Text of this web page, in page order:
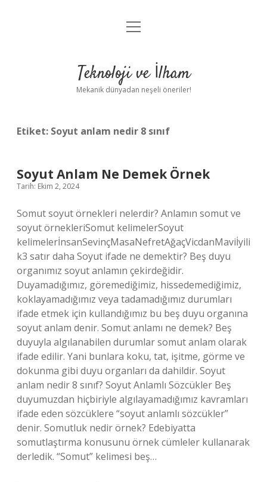
Anasayfa
Yasal Uyarı
menüyü
Teknoloji ve İlham
Mekanik dünyadan neşeli öneriler!
Etiket: Soyut anlam nedir 8 sınıf
Soyut Anlam Ne Demek Örnek
Tarih: Ekim 2, 2024
Somut soyut örnekleri nelerdir? Anlamın somut ve
soyut örnekleriSomut kelimelerSoyut
kelimelerİnsanSevinçMasaNefretAğaçVicdanMaviİyili
k3 satır daha Soyut ifade ne demektir? Beş duyu
organımız soyut anlamın çekirdeğidir.
Duyamadığımız, göremediğimiz, hissedemediğimiz,
koklayamadığımız veya tadamadığımız durumları
ifade etmek için kullandığımız bu beş duyu organına
soyut anlam denir. Somut anlamı ne demek? Beş
duyuyla algılanabilen durumlar somut anlam olarak
ifade edilir. Yani bunlara koku, tat, işitme, görme ve
dokunma gibi duyu organları da dahildir. Soyut
anlam nedir 8 sınıf? Soyut Anlamlı Sözcükler Beş
duyumuzdan hiçbiriyle algılayamadığımız kavramları
ifade eden sözcüklere “soyut anlamlı sözcükler”
denir. Somutluk nedir örnek? Edebiyatta
somutlaştırma konusunu örnek cümleler kullanarak
derledik. “Somut” kelimesi beş…